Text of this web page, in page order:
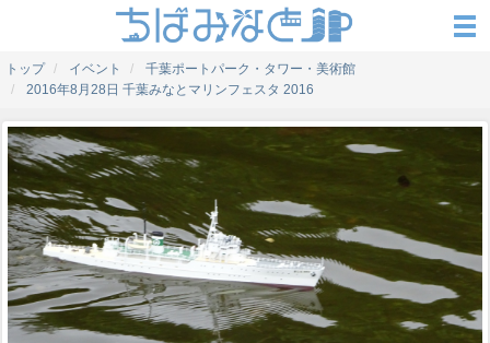
トップ イベント
千葉ポートパーク・タワー・美術館
2016年8月28日 千葉みなとマリンフェスタ 2016